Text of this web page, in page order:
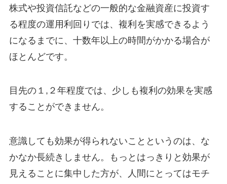
株式や投資信託などの一般的な金融資産に投資す
る程度の運用利回りでは、複利を実感できるよう
になるまでに、十数年以上の時間がかかる場合が
ほとんどです。
目先の１,２年程度では、少しも複利の効果を実感
することができません。
意識しても効果が得られないことというのは、な
かなか長続きしません。もっとはっきりと効果が
見えることに集中した方が、人間にとってはモチ